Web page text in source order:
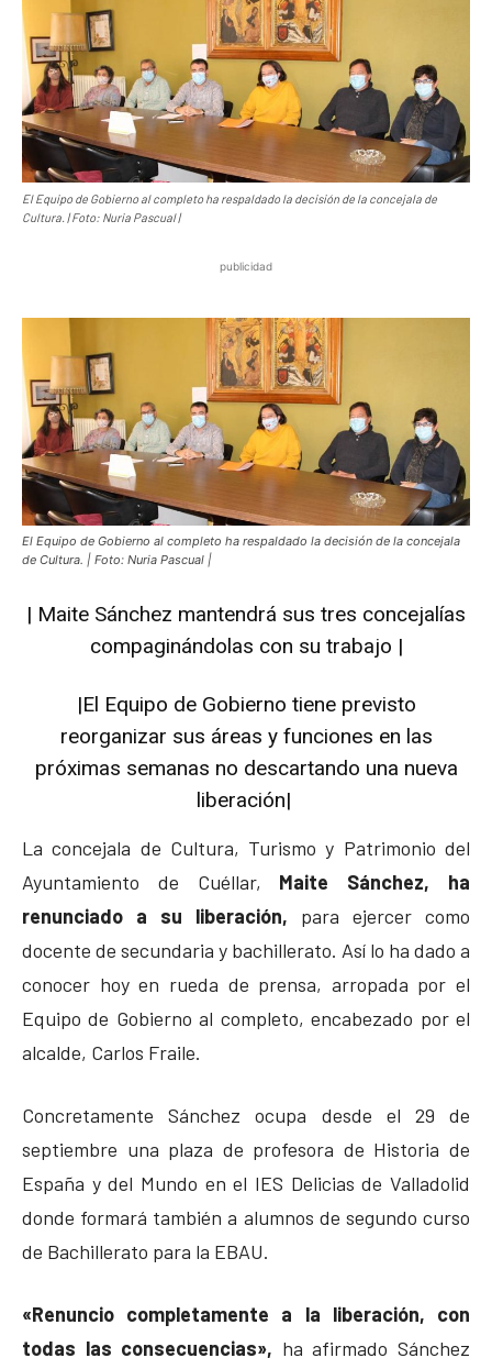
El Equipo de Gobierno al completo ha respaldado la decisión de la concejala de
Cultura. | Foto: Nuria Pascual |
publicidad
El Equipo de Gobierno al completo ha respaldado la decisión de la concejala
de Cultura. | Foto: Nuria Pascual |
| Maite Sánchez mantendrá sus tres concejalías
compaginándolas con su trabajo |
|El Equipo de Gobierno tiene previsto
reorganizar sus áreas y funciones en las
próximas semanas no descartando una nueva
liberación|
La concejala de Cultura, Turismo y Patrimonio del
Ayuntamiento de Cuéllar, Maite Sánchez, ha
renunciado a su liberación, para ejercer como
docente de secundaria y bachillerato. Así lo ha dado a
conocer hoy en rueda de prensa, arropada por el
Equipo de Gobierno al completo, encabezado por el
alcalde, Carlos Fraile.
Concretamente Sánchez ocupa desde el 29 de
septiembre una plaza de profesora de Historia de
España y del Mundo en el IES Delicias de Valladolid
donde formará también a alumnos de segundo curso
de Bachillerato para la EBAU.
«Renuncio completamente a la liberación, con
todas las consecuencias», ha afirmado Sánchez